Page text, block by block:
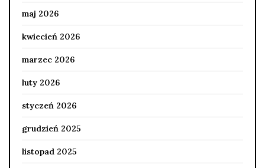
maj 2026
kwiecień 2026
marzec 2026
luty 2026
styczeń 2026
grudzień 2025
listopad 2025